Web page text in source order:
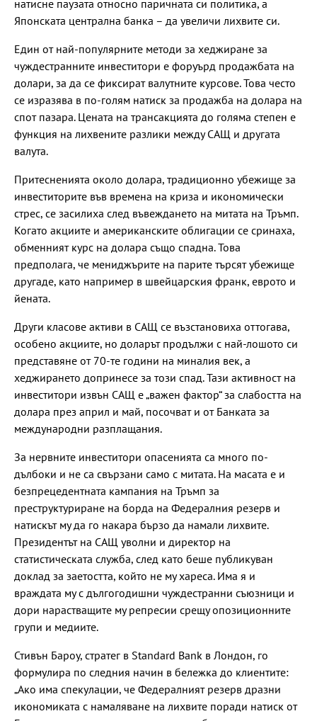
натисне паузата относно паричната си политика, а
Японската централна банка – да увеличи лихвите си.
Един от най-популярните методи за хеджиране за
чуждестранните инвеститори е форуърд продажбата на
долари, за да се фиксират валутните курсове. Това често
се изразява в по-голям натиск за продажба на долара на
спот пазара. Цената на трансакцията до голяма степен е
функция на лихвените разлики между САЩ и другата
валута.
Притесненията около долара, традиционно убежище за
инвеститорите във времена на криза и икономически
стрес, се засилиха след въвеждането на митата на Тръмп.
Когато акциите и американските облигации се сринаха,
обменният курс на долара също спадна. Това
предполага, че мениджърите на парите търсят убежище
другаде, като например в швейцарския франк, еврото и
йената.
Други класове активи в САЩ се възстановиха оттогава,
особено акциите, но доларът продължи с най-лошото си
представяне от 70-те години на миналия век, а
хеджирането допринесе за този спад. Тази активност на
инвеститори извън САЩ е „важен фактор“ за слабостта на
долара през април и май, посочват и от Банката за
международни разплащания.
За нервните инвеститори опасенията са много по-
дълбоки и не са свързани само с митата. На масата е и
безпрецедентната кампания на Тръмп за
преструктуриране на борда на Федералния резерв и
натискът му да го накара бързо да намали лихвите.
Президентът на САЩ уволни и директор на
статистическата служба, след като беше публикуван
доклад за заетостта, който не му хареса. Има я и
враждата му с дългогодишни чуждестранни съюзници и
дори нарастващите му репресии срещу опозиционните
групи и медиите.
Стивън Бароу, стратег в Standard Bank в Лондон, го
формулира по следния начин в бележка до клиентите:
„Ако има спекулации, че Федералният резерв дразни
икономиката с намаляване на лихвите поради натиск от